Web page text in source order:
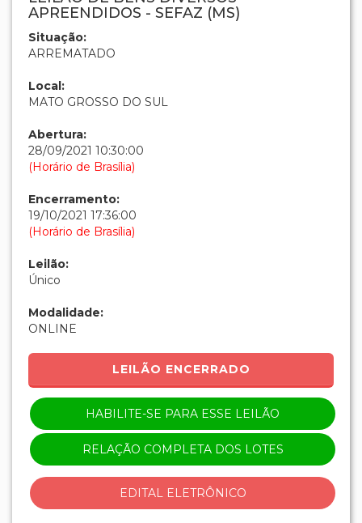
Leilão:
Único
ONLINE
HABILITE-SE PARA ESSE LEILÃO
RELAÇÃO COMPLETA DOS LOTES
Lances:
Valor
280,00
19/10 17:35 CANAL21
260,00
19/10 17:35 THAIZATGO
240,00
Manual
R$
19/10 17:33 THAIZATGO Manual